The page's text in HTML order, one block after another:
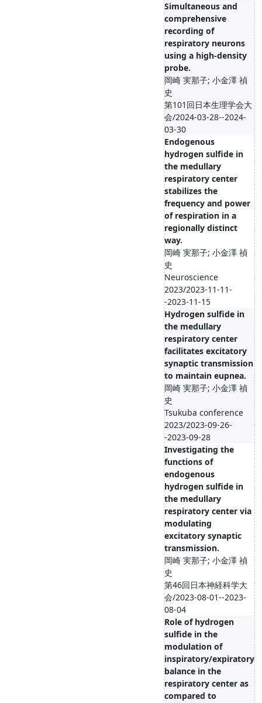
Simultaneous and
comprehensive
recording of
respiratory neurons
using a high-density
probe.
岡崎 実那子; 小金澤 禎
史
第101回日本生理学会大
会/2024-03-28--2024-
03-30
Endogenous
hydrogen sulfide in
the medullary
respiratory center
stabilizes the
frequency and power
of respiration in a
regionally distinct
way.
岡崎 実那子; 小金澤 禎
史
Neuroscience
2023/2023-11-11-
-2023-11-15
Hydrogen sulfide in
the medullary
respiratory center
facilitates excitatory
synaptic transmission
to maintain eupnea.
岡崎 実那子; 小金澤 禎
史
Tsukuba conference
2023/2023-09-26-
-2023-09-28
Investigating the
functions of
endogenous
hydrogen sulfide in
the medullary
respiratory center via
modulating
excitatory synaptic
transmission.
岡崎 実那子; 小金澤 禎
史
第46回日本神経科学大
会/2023-08-01--2023-
08-04
Role of hydrogen
sulfide in the
modulation of
inspiratory/expiratory
balance in the
respiratory center as
compared to